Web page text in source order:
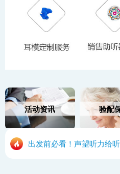
活动资讯 验配
出发前必看！声望听力给